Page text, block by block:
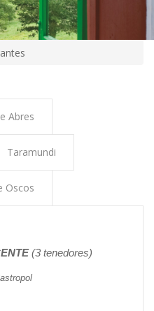
Abres
Taramundi
Oscos
(3 tenedores)